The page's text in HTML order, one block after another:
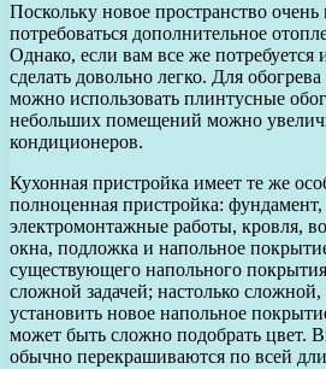
Поскольку новое пространство
потребоваться дополнительное
Однако, если вам все же потребуется
сделать довольно легко. Для
можно использовать плинтусные
небольших помещений можно
кондиционеров.
Кухонная пристройка имеет те же
полноценная пристройка: фундамент,
электромонтажные работы, кровля,
окна, подложка и напольное
существующего напольного
сложной задачей; настолько
установить новое напольное
может быть сложно подобрать цвет.
обычно перекрашиваются по всей